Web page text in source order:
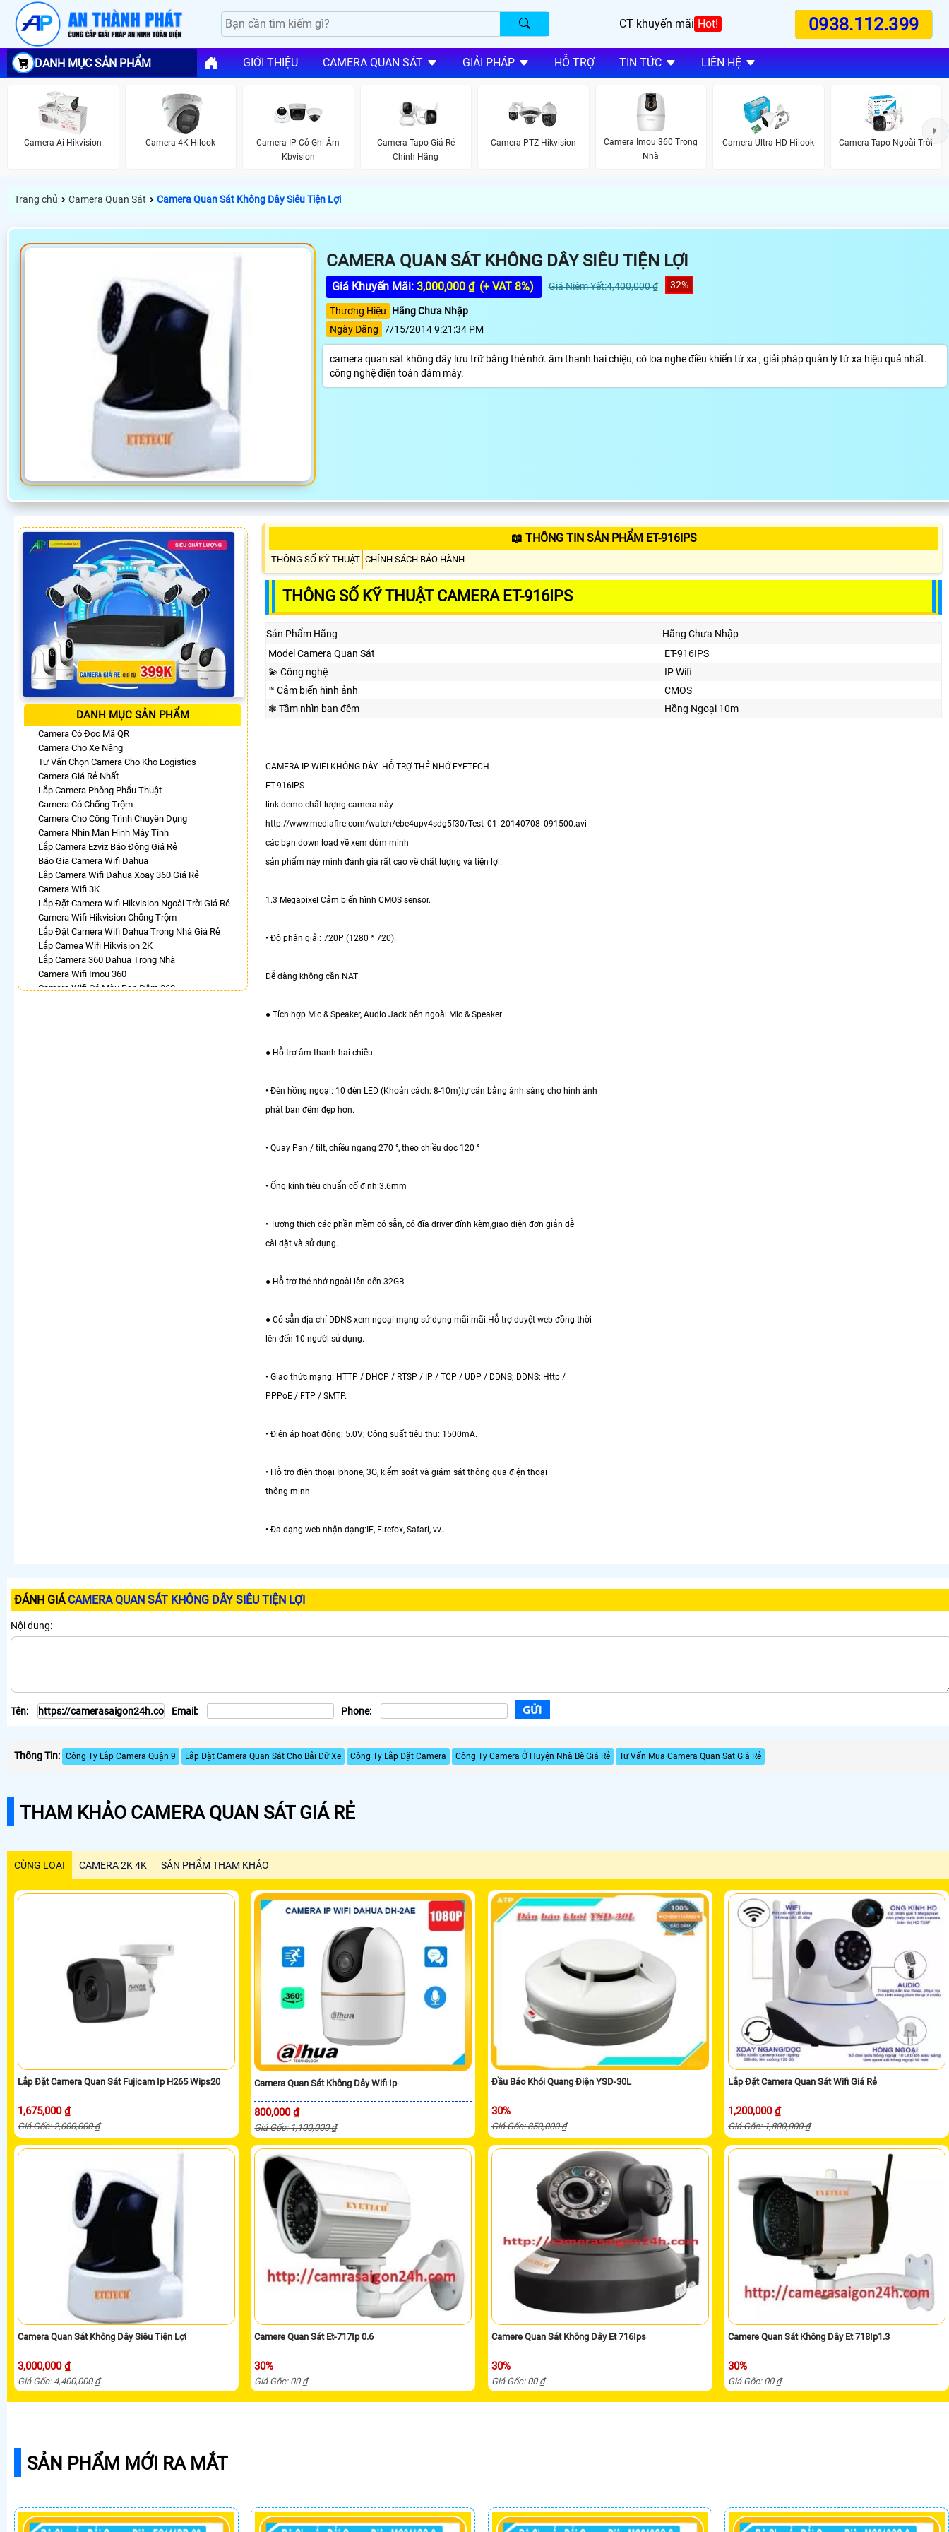
CT khuyến mãi Hot! 0938.112.399
DANH MỤC SẢN PHẨM GIỚI THIỆU CAMERA QUAN SÁT GIẢI PHÁP HỖ TRỢ TIN TỨC LIÊN HỆ
Camera Ai Hikvision Camera 4K Hilook
Camera IP Có Ghi Âm
Kbvision
Camera Tapo Giá Rẻ
Chính Hãng
Camera PTZ Hikvision
Camera Imou 360 Trong
Nhà
Camera Ultra HD Hilook Camera Tapo Ngoài Trời
Trang chủ › Camera Quan Sát › Camera Quan Sát Không Dây Siêu Tiện Lợi
CAMERA QUAN SÁT KHÔNG DÂY SIÊU TIỆN LỢI
Giá Khuyến Mãi: 3,000,000 ₫ (+ VAT 8%) Giá Niêm Yết:4,400,000 ₫ 32%
Thương Hiệu
Hãng Chưa Nhập
Ngày Đăng 7/15/2014 9:21:34 PM
camera quan sát không dây lưu trữ bằng thẻ nhớ. âm thanh hai chiệu, có loa nghe điều khiển từ xa , giải pháp quản lý từ xa hiệu quả nhất.
công nghệ điện toán đám mây.
DANH MỤC SẢN PHẨM
Camera Có Đọc Mã QR
Camera Cho Xe Nâng
Tư Vấn Chọn Camera Cho Kho Logistics
Camera Giá Rẻ Nhất
Lắp Camera Phòng Phẩu Thuật
Camera Có Chống Trộm
Camera Cho Công Trình Chuyên Dụng
Camera Nhìn Màn Hình Máy Tính
Lắp Camera Ezviz Báo Động Giá Rẻ
Báo Gia Camera Wifi Dahua
Lắp Camera Wifi Dahua Xoay 360 Giá Rẻ
Camera Wifi 3K
Lắp Đặt Camera Wifi Hikvision Ngoài Trời Giá Rẻ
Camera Wifi Hikvision Chống Trộm
Lắp Đặt Camera Wifi Dahua Trong Nhà Giá Rẻ
Lắp Camea Wifi Hikvision 2K
Lắp Camera 360 Dahua Trong Nhà
Camera Wifi Imou 360
Camera Wifi Có Màu Ban Đêm 360
📖 THÔNG TIN SẢN PHẨM ET-916IPS
THÔNG SỐ KỸ THUẬT CHÍNH SÁCH BẢO HÀNH
THÔNG SỐ KỸ THUẬT CAMERA ET-916IPS
Sản Phẩm Hãng
Hãng Chưa Nhập
Model Camera Quan Sát
ET-916IPS
💫 Công nghệ
IP Wifi
™️ Cảm biến hình ảnh
CMOS
❃ Tầm nhìn ban đêm
Hồng Ngoại 10m
CAMERA IP WIFI KHÔNG DÂY -HỖ TRỢ THẺ NHỚ EYETECH
ET-916IPS
link demo chất lượng camera này
http://www.mediafire.com/watch/ebe4upv4sdg5f30/Test_01_20140708_091500.avi
các bạn down load về xem dùm mình
sản phẩm này mình đánh giá rất cao về chất lượng và tiện lợi.
1.3 Megapixel Cảm biến hình CMOS sensor.
• Độ phân giải: 720P (1280 * 720).
Dễ dàng không cần NAT
● Tích hợp Mic & Speaker, Audio Jack bên ngoài Mic & Speaker
● Hỗ trợ âm thanh hai chiều
• Đèn hồng ngoại: 10 đèn LED (Khoản cách: 8-10m)tự cân bằng ánh sáng cho hình ảnh
phát ban đêm đẹp hơn.
• Quay Pan / tilt, chiều ngang 270 °, theo chiều dọc 120 °
• Ống kính tiêu chuẩn cố định:3.6mm
• Tương thích các phần mềm có sẵn, có đĩa driver đính kèm,giao diện đơn giản dễ
cài đặt và sử dụng.
● Hỗ trợ thẻ nhớ ngoài lên đến 32GB
● Có sẵn địa chỉ DDNS xem ngoại mạng sử dụng mãi mãi.Hỗ trợ duyệt web đồng thời
lên đến 10 người sử dụng.
• Giao thức mạng: HTTP / DHCP / RTSP / IP / TCP / UDP / DDNS; DDNS: Http /
PPPoE / FTP / SMTP.
• Điện áp hoạt động: 5.0V; Công suất tiêu thụ: 1500mA.
• Hỗ trợ điện thoại Iphone, 3G, kiểm soát và giám sát thông qua điện thoại
thông minh
• Đa dạng web nhận dạng:IE, Firefox, Safari, vv..
ĐÁNH GIÁ CAMERA QUAN SÁT KHÔNG DÂY SIÊU TIỆN LỢI
Nội dung:
Tên: Email: Phone:
Thông Tin: Công Ty Lắp Camera Quận 9 Lắp Đặt Camera Quan Sát Cho Bải Dữ Xe Công Ty Lắp Đặt Camera Công Ty Camera Ở Huyện Nhà Bè Giá Rẻ Tư Vấn Mua Camera Quan Sat Giá Rẻ
THAM KHẢO CAMERA QUAN SÁT GIÁ RẺ
CÙNG LOẠI CAMERA 2K 4K SẢN PHẨM THAM KHẢO
Lắp Đặt Camera Quan Sát Fujicam Ip H265 Wips20
1,675,000 ₫
Giá Gốc: 2,000,000 ₫
Camera Quan Sát Không Dây Wifi Ip
800,000 ₫
Giá Gốc: 1,100,000 ₫
Đầu Báo Khói Quang Điện YSD-30L
30%
Giá Gốc: 850,000 ₫
Lắp Đặt Camera Quan Sát Wifi Giá Rẻ
1,200,000 ₫
Giá Gốc: 1,800,000 ₫
Camera Quan Sát Không Dây Siêu Tiện Lợi
3,000,000 ₫
Giá Gốc: 4,400,000 ₫
Camere Quan Sát Et-717Ip 0.6
30%
Giá Gốc: 00 ₫
Camere Quan Sát Không Dây Et 716Ips
30%
Giá Gốc: 00 ₫
Camere Quan Sát Không Dây Et 718Ip1.3
30%
Giá Gốc: 00 ₫
SẢN PHẨM MỚI RA MẮT